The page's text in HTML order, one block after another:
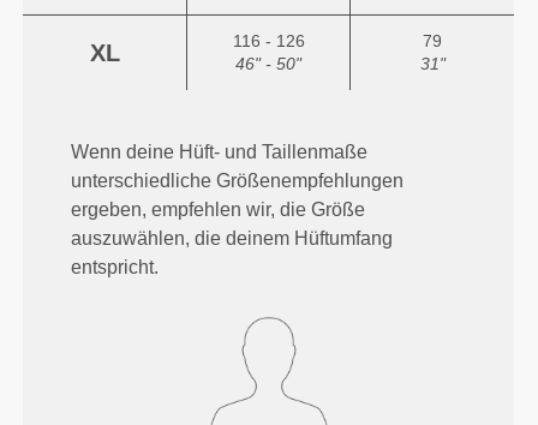
XL
116 - 126
46" - 50"
79
31"
Wenn deine Hüft- und Taillenmaße
unterschiedliche Größenempfehlungen
ergeben, empfehlen wir, die Größe
auszuwählen, die deinem Hüftumfang
entspricht.